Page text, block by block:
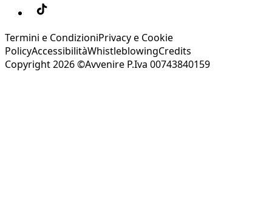
Termini e CondizioniPrivacy e Cookie
PolicyAccessibilitàWhistleblowingCredits
Copyright 2026 ©Avvenire P.Iva 00743840159